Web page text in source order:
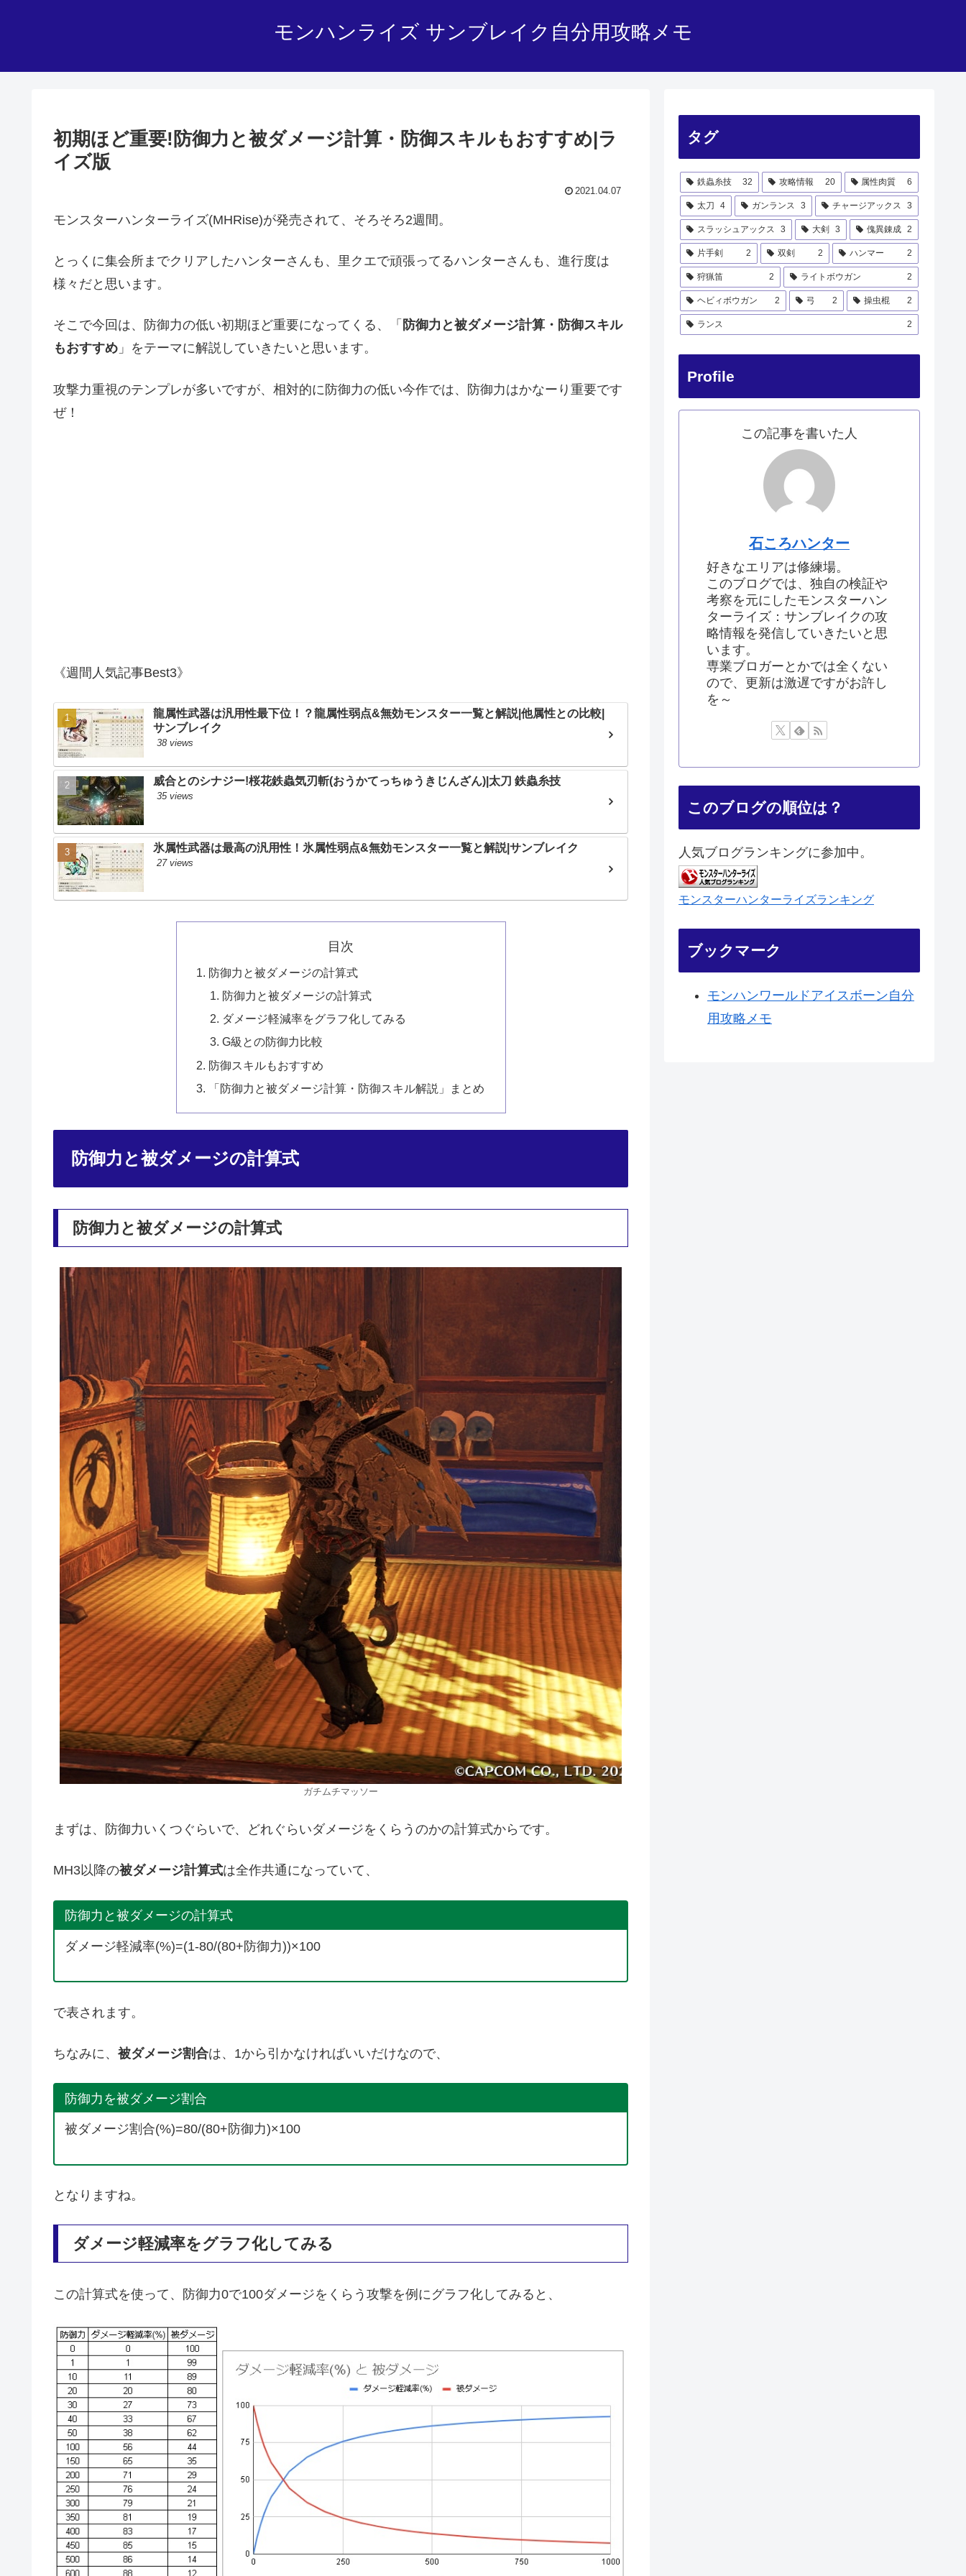
モンハンライズ サンブレイク自分用攻略メモ
初期ほど重要!防御力と被ダメージ計算・防御スキルもおすすめ|ラ
イズ版
2021.04.07
モンスターハンターライズ(MHRise)が発売されて、そろそろ2週間。
とっくに集会所までクリアしたハンターさんも、里クエで頑張ってるハンターさんも、進行度は
様々だと思います。
そこで今回は、防御力の低い初期ほど重要になってくる、「 防御力と被ダメージ計算・防御スキル
もおすすめ 」をテーマに解説していきたいと思います。
攻撃力重視のテンプレが多いですが、相対的に防御力の低い今作では、防御力はかなーり重要です
ぜ！
《週間人気記事Best3》
龍属性武器は汎用性最下位！？龍属性弱点&無効モンスター一覧と解説|他属性との比較|
サンブレイク
38 views
威合とのシナジー!桜花鉄蟲気刃斬(おうかてっちゅうきじんざん)|太刀 鉄蟲糸技
35 views
氷属性武器は最高の汎用性！氷属性弱点&無効モンスター一覧と解説|サンブレイク
27 views
目次
防御力と被ダメージの計算式
防御力と被ダメージの計算式
ダメージ軽減率をグラフ化してみる
G級との防御力比較
防御スキルもおすすめ
「防御力と被ダメージ計算・防御スキル解説」まとめ
防御力と被ダメージの計算式
防御力と被ダメージの計算式
ガチムチマッソー
まずは、防御力いくつぐらいで、どれぐらいダメージをくらうのかの計算式からです。
MH3以降の被ダメージ計算式は全作共通になっていて、
防御力と被ダメージの計算式
ダメージ軽減率(%)=(1-80/(80+防御力))×100
で表されます。
ちなみに、 被ダメージ割合は、1から引かなければいいだけなので、
防御力を被ダメージ割合
被ダメージ割合(%)=80/(80+防御力)×100
となりますね。
ダメージ軽減率をグラフ化してみる
この計算式を使って、防御力0で100ダメージをくらう攻撃を例にグラフ化してみると、
タグ
鉄蟲糸技 32 攻略情報 20 属性肉質 6
太刀 4 ガンランス 3 チャージアックス 3
スラッシュアックス 3 大剣 3 傀異錬成 2
片手剣 2 双剣 2 ハンマー 2
狩猟笛 2 ライトボウガン 2
ヘビィボウガン 2 弓 2 操虫棍 2
ランス 2
Profile
この記事を書いた人
石ころハンター
好きなエリアは修練場。
このブログでは、独自の検証や
考察を元にしたモンスターハン
ターライズ：サンブレイクの攻
略情報を発信していきたいと思
います。
専業ブロガーとかでは全くない
ので、更新は激遅ですがお許し
を～
このブログの順位は？
人気ブログランキングに参加中。
モンスターハンターライズランキング
ブックマーク
モンハンワールドアイスボーン自分
用攻略メモ